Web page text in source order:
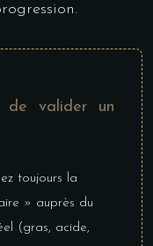
de valider un
toujours la
» auprès du
(gras, acide,